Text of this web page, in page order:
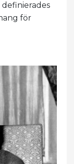
för